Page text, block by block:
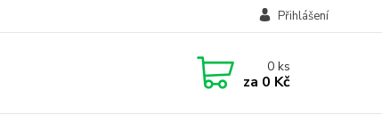
Přihlášení
0ks
za 0 Kč